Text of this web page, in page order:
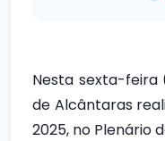
Nesta sexta-feira
de Alcântaras
2025, no Plenário